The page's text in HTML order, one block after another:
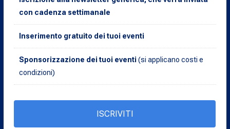
con cadenza settimanale
Inserimento gratuito dei tuoi eventi
Sponsorizzazione dei tuoi eventi (si applicano costi e
condizioni)
ISCRIVITI